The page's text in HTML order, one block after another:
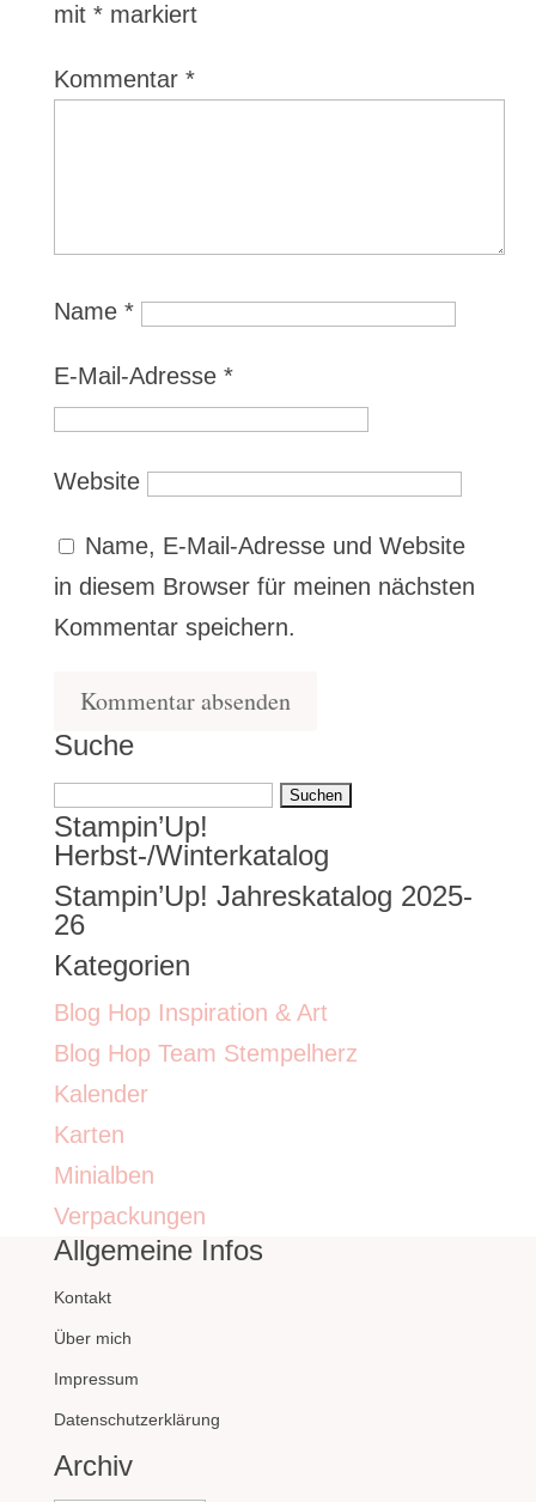
mit *markiert
Kommentar *
Name *
E-Mail-Adresse *
Website
Name, E-Mail-Adresse und Website
in diesem Browser für meinen nächsten
Kommentar speichern.
Suche
Suchen
nach:
Stampin’Up!
Herbst-/Winterkatalog
Stampin’Up! Jahreskatalog 2025-
26
Kategorien
Blog Hop Inspiration & Art
Blog Hop Team Stempelherz
Kalender
Karten
Minialben
Verpackungen
Allgemeine Infos
Kontakt
Über mich
Impressum
Datenschutzerklärung
Archiv